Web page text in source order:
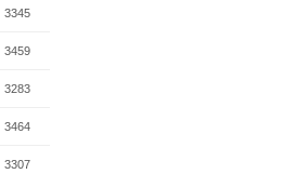
3345
3459
3283
3464
3307